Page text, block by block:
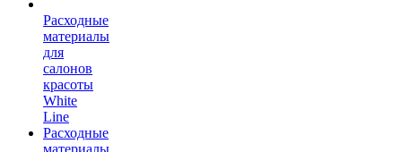
Расходные
материалы
для
салонов
красоты
White
Line
Расходные
материалы